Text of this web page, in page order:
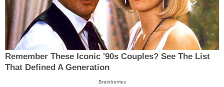
Remember These Iconic '90s Couples? See The List
That Defined A Generation
Brainberries